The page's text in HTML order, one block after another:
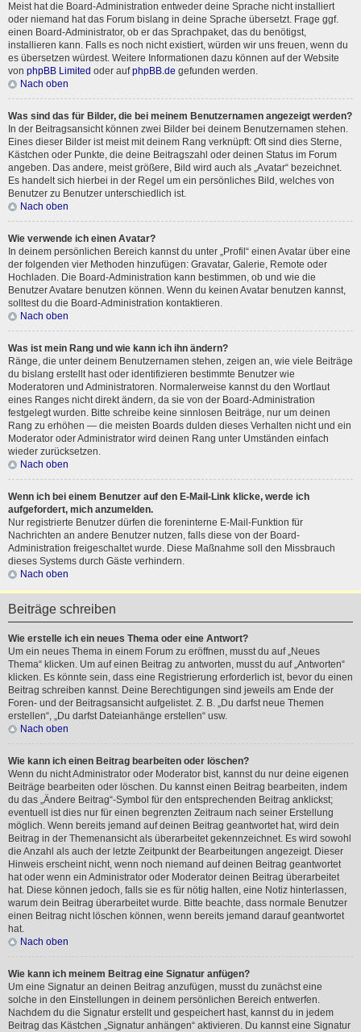
Meist hat die Board-Administration entweder deine Sprache nicht installiert
oder niemand hat das Forum bislang in deine Sprache übersetzt. Frage ggf.
einen Board-Administrator, ob er das Sprachpaket, das du benötigst,
installieren kann. Falls es noch nicht existiert, würden wir uns freuen, wenn du
es übersetzen würdest. Weitere Informationen dazu können auf der Website
von phpBB Limited oder aufphpBB.de gefunden werden.
Nach oben
Was sind das für Bilder, die bei meinem Benutzernamen angezeigt werden?
In der Beitragsansicht können zwei Bilder bei deinem Benutzernamen stehen.
Eines dieser Bilder ist meist mit deinem Rang verknüpft: Oft sind dies Sterne,
Kästchen oder Punkte, die deine Beitragszahl oder deinen Status im Forum
angeben. Das andere, meist größere, Bild wird auch als „Avatar“ bezeichnet.
Es handelt sich hierbei in der Regel um ein persönliches Bild, welches von
Benutzer zu Benutzer unterschiedlich ist.
Nach oben
Wie verwende ich einen Avatar?
In deinem persönlichen Bereich kannst du unter „Profil“ einen Avatar über eine
der folgenden vier Methoden hinzufügen: Gravatar, Galerie, Remote oder
Hochladen. Die Board-Administration kann bestimmen, ob und wie die
Benutzer Avatare benutzen können. Wenn du keinen Avatar benutzen kannst,
solltest du die Board-Administration kontaktieren.
Nach oben
Was ist mein Rang und wie kann ich ihn ändern?
Ränge, die unter deinem Benutzernamen stehen, zeigen an, wie viele Beiträge
du bislang erstellt hast oder identifizieren bestimmte Benutzer wie
Moderatoren und Administratoren. Normalerweise kannst du den Wortlaut
eines Ranges nicht direkt ändern, da sie von der Board-Administration
festgelegt wurden. Bitte schreibe keine sinnlosen Beiträge, nur um deinen
Rang zu erhöhen — die meisten Boards dulden dieses Verhalten nicht und ein
Moderator oder Administrator wird deinen Rang unter Umständen einfach
wieder zurücksetzen.
Nach oben
Wenn ich bei einem Benutzer auf den E-Mail-Link klicke, werde ich
aufgefordert, mich anzumelden.
Nur registrierte Benutzer dürfen die foreninterne E-Mail-Funktion für
Nachrichten an andere Benutzer nutzen, falls diese von der Board-
Administration freigeschaltet wurde. Diese Maßnahme soll den Missbrauch
dieses Systems durch Gäste verhindern.
Nach oben
Beiträge schreiben
Wie erstelle ich ein neues Thema oder eine Antwort?
Um ein neues Thema in einem Forum zu eröffnen, musst du auf „Neues
Thema“ klicken. Um auf einen Beitrag zu antworten, musst du auf „Antworten“
klicken. Es könnte sein, dass eine Registrierung erforderlich ist, bevor du einen
Beitrag schreiben kannst. Deine Berechtigungen sind jeweils am Ende der
Foren- und der Beitragsansicht aufgelistet. Z. B. „Du darfst neue Themen
erstellen“, „Du darfst Dateianhänge erstellen“ usw.
Nach oben
Wie kann ich einen Beitrag bearbeiten oder löschen?
Wenn du nicht Administrator oder Moderator bist, kannst du nur deine eigenen
Beiträge bearbeiten oder löschen. Du kannst einen Beitrag bearbeiten, indem
du das „Ändere Beitrag“-Symbol für den entsprechenden Beitrag anklickst;
eventuell ist dies nur für einen begrenzten Zeitraum nach seiner Erstellung
möglich. Wenn bereits jemand auf deinen Beitrag geantwortet hat, wird dein
Beitrag in der Themenansicht als überarbeitet gekennzeichnet. Es wird sowohl
die Anzahl als auch der letzte Zeitpunkt der Bearbeitungen angezeigt. Dieser
Hinweis erscheint nicht, wenn noch niemand auf deinen Beitrag geantwortet
hat oder wenn ein Administrator oder Moderator deinen Beitrag überarbeitet
hat. Diese können jedoch, falls sie es für nötig halten, eine Notiz hinterlassen,
warum dein Beitrag überarbeitet wurde. Bitte beachte, dass normale Benutzer
einen Beitrag nicht löschen können, wenn bereits jemand darauf geantwortet
hat.
Nach oben
Wie kann ich meinem Beitrag eine Signatur anfügen?
Um eine Signatur an deinen Beitrag anzufügen, musst du zunächst eine
solche in den Einstellungen in deinem persönlichen Bereich entwerfen.
Nachdem du die Signatur erstellt und gespeichert hast, kannst du in jedem
Beitrag das Kästchen „Signatur anhängen“ aktivieren. Du kannst eine Signatur